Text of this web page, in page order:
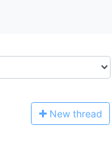
New thread